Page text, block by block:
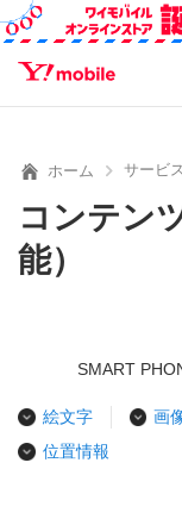
SEARCH
ホーム サービス
コンテン
能）
SMART
絵文字 画
位置情報